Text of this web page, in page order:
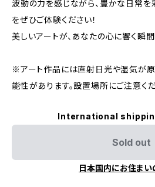
波動の力を感じながら、豊かな日常を彩
をぜひご体験ください！
美しいアートが、あなたの心に響く瞬間
※アート作品には直射日光や湿気が
能性があります。設置場所にご注意くだ
International
Sold out
日本国内にお住まい